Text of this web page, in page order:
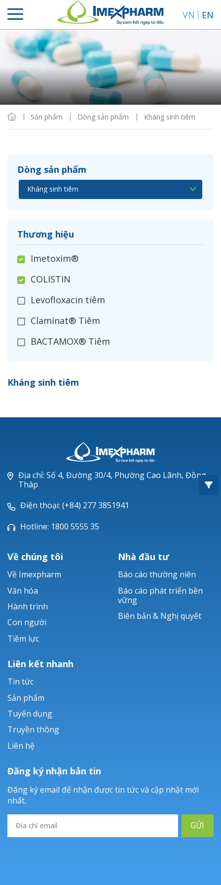
VN EN
Sản phẩm Dòng sản phẩm Kháng sinh tiêm
Dòng sản phẩm
Thương hiệu
Imetoxim®
COLISTIN
Levofloxacin tiêm
Claminat® Tiêm
BACTAMOX® Tiêm
Ceftizoxim®
Piperacillin
Ticarlinat®
Zobacta®
Bacsulfo®
Kháng sinh tiêm
Sắp xếp
Hiển thị
Địa chỉ: Số 4, Đường 30/4, Phường Cao Lãnh, Đồng
Tháp
Điện thoại: (+84) 277 3851941
Hotline: 1800 5555 35
Về chúng tôi
Về Imexpharm
Văn hóa
Hành trình
Con người
Tiềm lực
Nhà đầu tư
Báo cáo thường niên
Báo cáo phát triển bền
vững
Biên bản & Nghị quyết
Liên kết nhanh
Tin tức
Sản phẩm
Tuyển dụng
Truyền thông
Liên hệ
Đăng ký nhận bản tin
Đăng ký email để nhận được tin tức và cập nhật mới
nhất.
GỬI